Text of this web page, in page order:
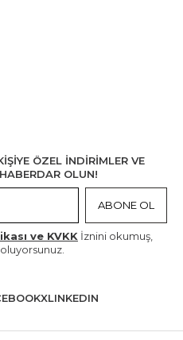
ÖZEL İNDİRİMLER VE
OLUN!
ABONE OL
ve KVKK İznini okumuş,
XLINKEDIN